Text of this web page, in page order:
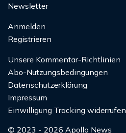
Newsletter
Anmelden
Registrieren
Unsere Kommentar-Richtlinien
Abo-Nutzungsbedingungen
Datenschutzerklärung
Impressum
Einwilligung Tracking widerrufen
© 2023 - 2026 Apollo News